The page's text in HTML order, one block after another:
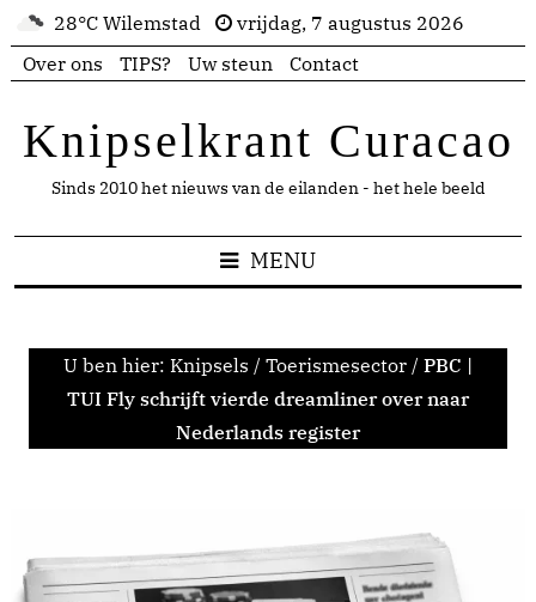
28°C Wilemstad
vrijdag, 7 augustus 2026
Over ons
TIPS? Uw steun Contact
Knipselkrant Curacao
Sinds 2010 het nieuws van de eilanden - het hele beeld
MENU
U ben hier: Knipsels / Toerismesector / PBC |
TUI Fly schrijft vierde dreamliner over naar
Nederlands register